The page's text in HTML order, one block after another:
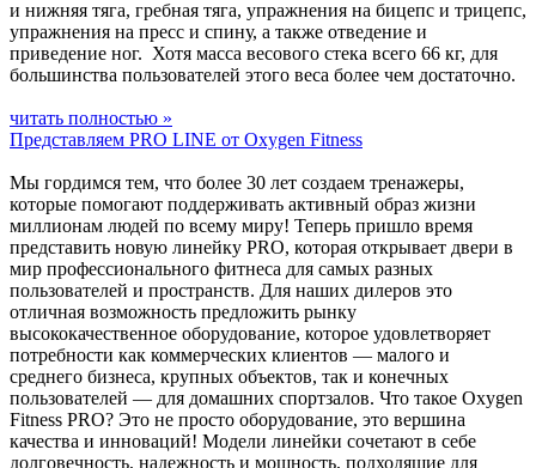
и нижняя тяга, гребная тяга, упражнения на бицепс и трицепс,
упражнения на пресс и спину, а также отведение и
приведение ног. Хотя масса весового стека всего 66 кг, для
большинства пользователей этого веса более чем достаточно.
читать полностью »
Представляем PRO LINE от Oxygen Fitness
Мы гордимся тем, что более 30 лет создаем тренажеры,
которые помогают поддерживать активный образ жизни
миллионам людей по всему миру! Теперь пришло время
представить новую линейку PRO, которая открывает двери в
мир профессионального фитнеса для самых разных
пользователей и пространств. Для наших дилеров это
отличная возможность предложить рынку
высококачественное оборудование, которое удовлетворяет
потребности как коммерческих клиентов — малого и
среднего бизнеса, крупных объектов, так и конечных
пользователей — для домашних спортзалов. Что такое Oxygen
Fitness PRO? Это не просто оборудование, это вершина
качества и инноваций! Модели линейки сочетают в себе
долговечность, надежность и мощность, подходящие для